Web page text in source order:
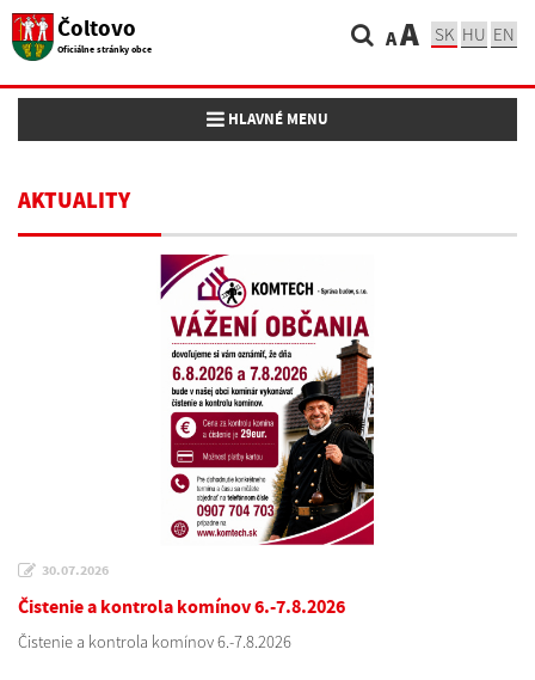
Čoltovo
Oficiálne stránky obce AA SK HU EN
Toggle navigation
HLAVNÉ MENU
AKTUALITY
30.07.2026
Čistenie a kontrola komínov 6.-7.8.2026
Čistenie a kontrola komínov 6.-7.8.2026